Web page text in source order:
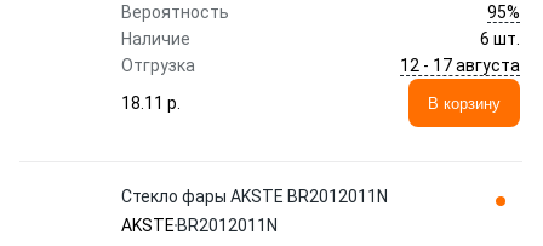
Вероятность
95%
Наличие
6 шт.
Отгрузка
12 - 17 августа
18.11 p.
В корзину
Стекло фары AKSTE BR2012011N
AKSTE BR2012011N